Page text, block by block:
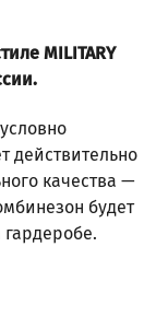
MILITARY
действительно
качества —
будет